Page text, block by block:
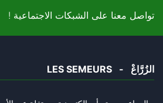
! تواصل معنا على الشبكات الاجتماعية
LES SEMEURS - الزُرَّاعْ